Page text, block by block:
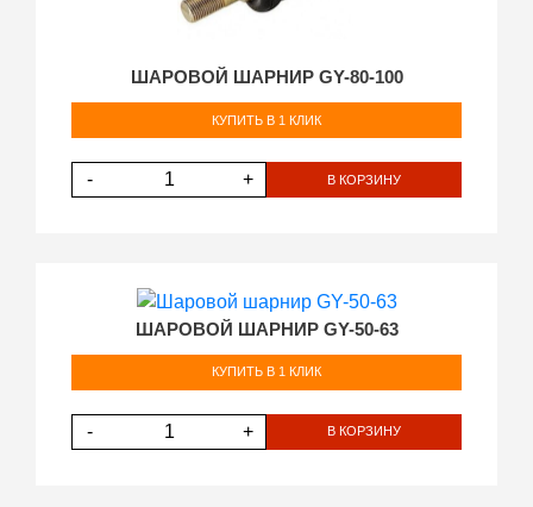
ШАРОВОЙ ШАРНИР GY-80-100
КУПИТЬ В 1 КЛИК
- + В КОРЗИНУ
ШАРОВОЙ ШАРНИР GY-50-63
КУПИТЬ В 1 КЛИК
- + В КОРЗИНУ